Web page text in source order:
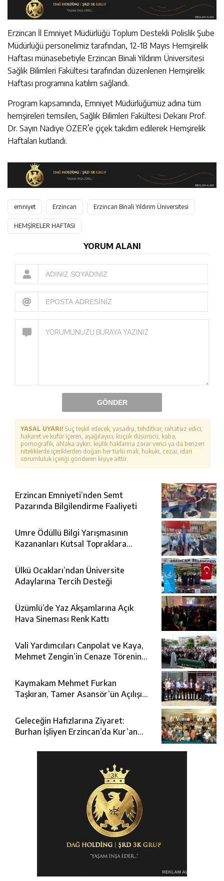
Erzincan İl Emniyet Müdürlüğü Toplum Destekli Polislik Şube
Müdürlüğü personelimiz tarafından, 12-18 Mayıs Hemşirelik
Haftası münasebetiyle Erzincan Binali Yıldırım Üniversitesi
Sağlık Bilimleri Fakültesi tarafından düzenlenen Hemşirelik
Haftası programına katılım sağlandı.
Program kapsamında, Emniyet Müdürlüğümüz adına tüm
hemşireleri temsilen, Sağlık Bilimleri Fakültesi Dekanı Prof.
Dr. Sayın Nadiye ÖZER’e çiçek takdim edilerek Hemşirelik
Haftaları kutlandı.
emniyet Erzincan Erzincan Binali Yıldırım Üniversitesi
HEMŞİRELER HAFTASI
YORUM ALANI
GÖNDER
YASAL UYARI! Suç teşkil edecek, yasadışı, tehditkar, rahatsız edici,
hakaret ve küfür içeren, aşağılayıcı, küçük düşürücü, kaba,
pornografik, ahlaka aykırı, kişilik haklarına zarar verici ya da benzeri
niteliklerde içeriklerden doğan her türlü mali, hukuki, cezai, idari
sorumluluk içeriği gönderen kişiye aittir.
Erzincan Emniyeti’nden Semt
Pazarında Bilgilendirme Faaliyeti
Umre Ödüllü Bilgi Yarışmasının
Kazananları Kutsal Topraklara
Ülkü Ocakları’ndan Üniversite
Adaylarına Tercih Desteği
Üzümlü’de Yaz Akşamlarına Açık
Hava Sineması Renk Kattı
Vali Yardımcıları Canpolat ve Kaya,
Mehmet Zengin’in Cenaze Törenine
Kaymakam Mehmet Furkan
Taşkıran, Tamer Asansör’ün Açılışına
Geleceğin Hafızlarına Ziyaret:
Burhan İşliyen Erzincan’da Kur’an